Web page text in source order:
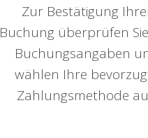
Zur Bestätigung
Buchung überprüfen
Buchungsangaben
wählen Ihre
Zahlungsmethode